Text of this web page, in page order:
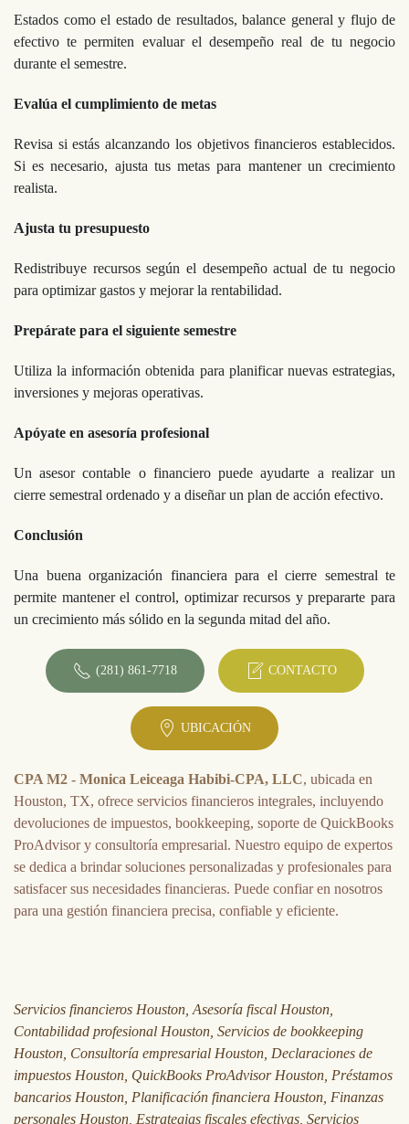
Estados como el estado de resultados, balance general y flujo de
efectivo te permiten evaluar el desempeño real de tu negocio
durante el semestre.
Evalúa el cumplimiento de metas
Revisa si estás alcanzando los objetivos financieros establecidos.
Si es necesario, ajusta tus metas para mantener un crecimiento
realista.
Ajusta tu presupuesto
Redistribuye recursos según el desempeño actual de tu negocio
para optimizar gastos y mejorar la rentabilidad.
Prepárate para el siguiente semestre
Utiliza la información obtenida para planificar nuevas estrategias,
inversiones y mejoras operativas.
Apóyate en asesoría profesional
Un asesor contable o financiero puede ayudarte a realizar un
cierre semestral ordenado y a diseñar un plan de acción efectivo.
Conclusión
Una buena organización financiera para el cierre semestral te
permite mantener el control, optimizar recursos y prepararte para
un crecimiento más sólido en la segunda mitad del año.
(281) 861-7718 CONTACTO
UBICACIÓN
CPA M2 - Monica Leiceaga Habibi-CPA, LLC, ubicada en
Houston, TX, ofrece servicios financieros integrales, incluyendo
devoluciones de impuestos, bookkeeping, soporte de QuickBooks
ProAdvisor y consultoría empresarial. Nuestro equipo de expertos
se dedica a brindar soluciones personalizadas y profesionales para
satisfacer sus necesidades financieras. Puede confiar en nosotros
para una gestión financiera precisa, confiable y eficiente.
Servicios financieros Houston, Asesoría fiscal Houston,
Contabilidad profesional Houston, Servicios de bookkeeping
Houston, Consultoría empresarial Houston, Declaraciones de
impuestos Houston, QuickBooks ProAdvisor Houston, Préstamos
bancarios Houston, Planificación financiera Houston, Finanzas
personales Houston, Estrategias fiscales efectivas, Servicios